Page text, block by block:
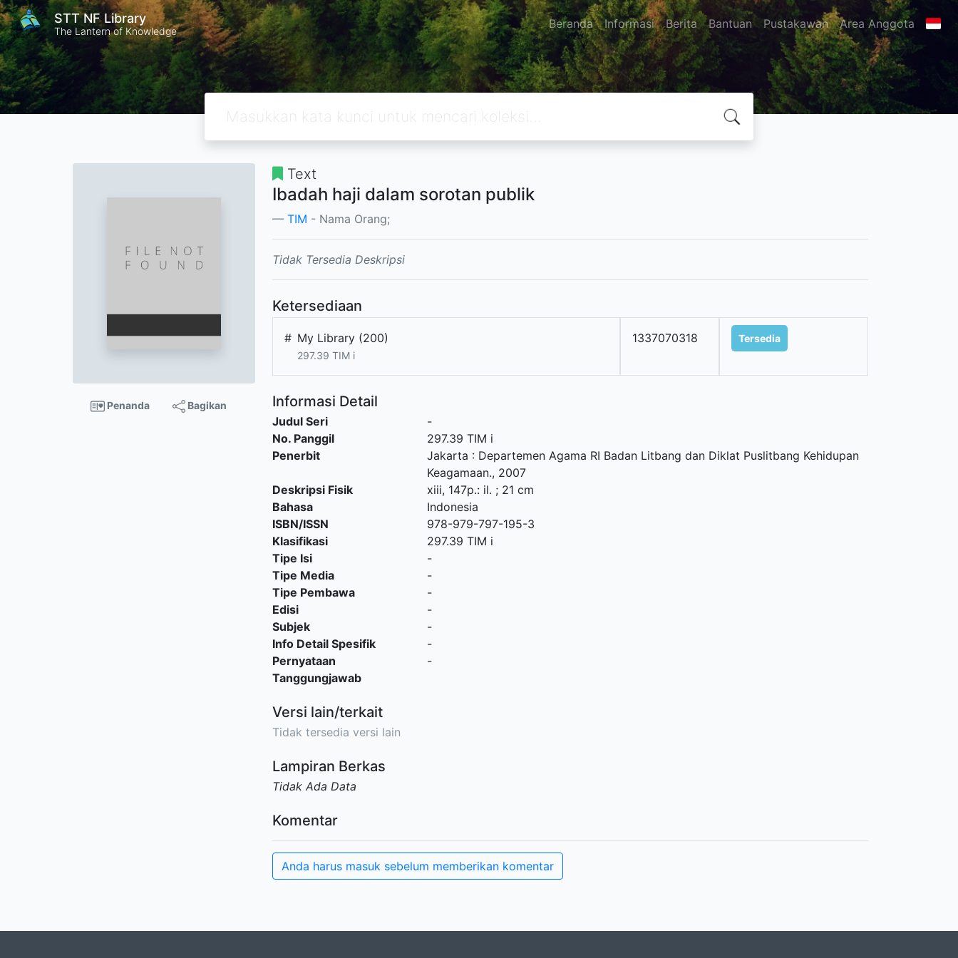
STT NF Library
The Lantern of Knowledge Beranda Informasi Berita Bantuan Pustakawan Area Anggota
Penanda Bagikan
Text
Ibadah haji dalam sorotan publik
TIM - Nama Orang;
Tidak Tersedia Deskripsi
Ketersediaan
# My Library (200)
297.39 TIM i
1337070318 Tersedia
Informasi Detail
Judul Seri
-
No. Panggil
297.39 TIM i
Penerbit
Jakarta : Departemen Agama RI Badan Litbang dan Diklat Puslitbang Kehidupan
Keagamaan., 2007
Deskripsi Fisik
xiii, 147p.: il. ; 21 cm
Bahasa
Indonesia
ISBN/ISSN
978-979-797-195-3
Klasifikasi
297.39 TIM i
Tipe Isi
-
Tipe Media
-
Tipe Pembawa
-
Edisi
-
Subjek
-
Info Detail Spesifik
-
Pernyataan
Tanggungjawab
-
Versi lain/terkait
Tidak tersedia versi lain
Lampiran Berkas
Tidak Ada Data
Komentar
Anda harus masuk sebelum memberikan komentar